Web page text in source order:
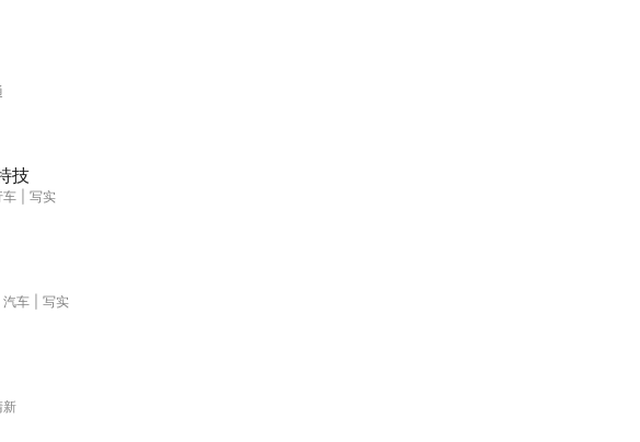
技
车
写实
汽车
写实
新